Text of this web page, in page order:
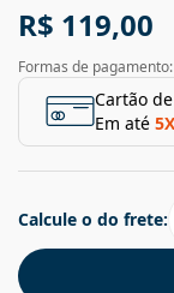
R$ 119,00
Formas de pagamento:
Cartão
Em até 5
Calcule o do frete: